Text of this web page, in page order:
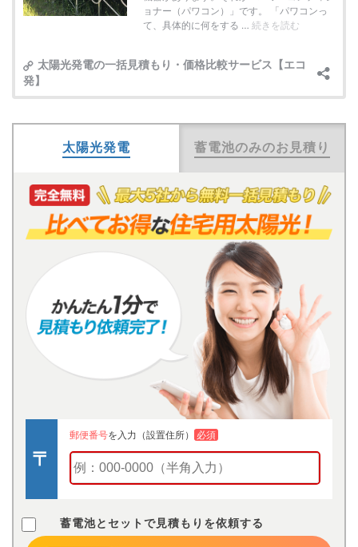
太陽光発電 蓄電池のみのお見積り
郵便番号を入力（設置住所） 必須
蓄電池とセットで見積もりを依頼する